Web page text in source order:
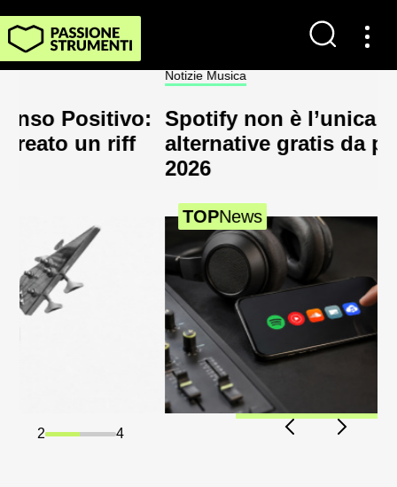
Spotify non è l’unica scelta: 5
alternative gratis da provare nel
il
2 4